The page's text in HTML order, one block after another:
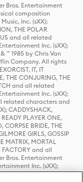
Bros. Entertainment
composition
Inc. (sXX);
THE POLAR
and all related
Inc. (sXX);
™ 1985 by Chris Van
Company. All rights
IT, IT
THE CONJURING, THE
and all related
Inc. (sXX);
related characters and
CADDYSHACK,
PLAYER ONE,
CORPSE BRIDE, THE
GIRLS, GOSSIP
MATRIX, MORTAL
FACTORY and all
Bros. Entertainment
Inc. (sXX);
and all related